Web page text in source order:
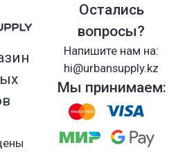
Остались
вопросы?
Напишите нам на:
hi@urbansupply.kz
Мы принимаем: